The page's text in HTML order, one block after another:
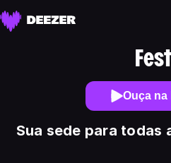
Ouça na
Sua sede para todas